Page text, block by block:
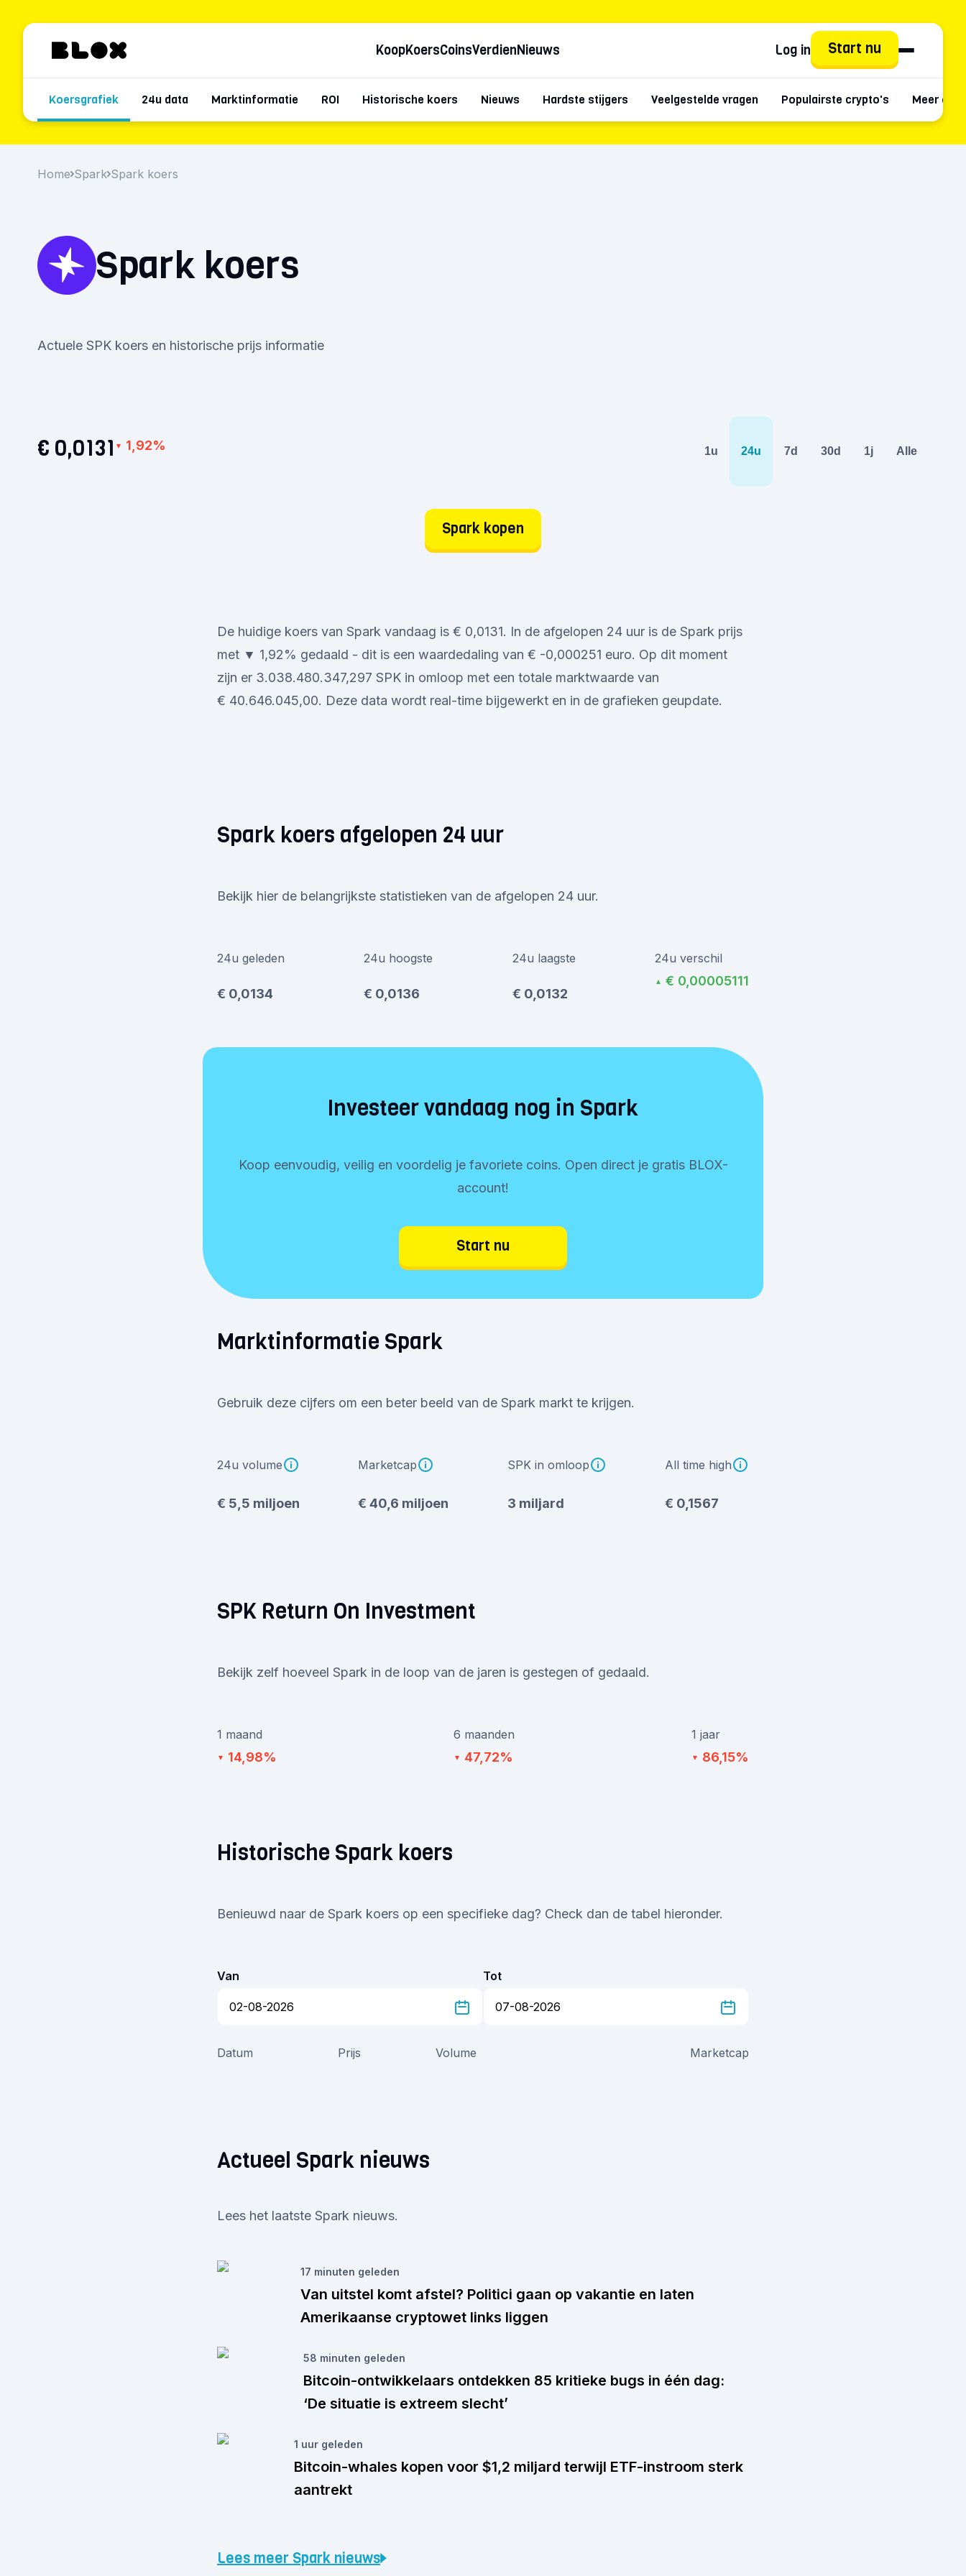
KoopKoersCoinsVerdienNieuws Log in Start nu
Koersgrafiek 24u data Marktinformatie ROI Historische koers Nieuws Hardste stijgers Veelgestelde vragen Populairste crypto's Meer
Home Spark Spark koers
Spark koers
Actuele SPK koers en historische prijs informatie
€ 0,0131 ▼ 1,92% 1u 24u 7d 30d 1j Alle
Spark kopen
De huidige koers van Spark vandaag is € 0,0131. In de afgelopen 24 uur is de Spark prijs
met ▼ 1,92% gedaald - dit is een waardedaling van € -0,000251 euro. Op dit moment
zijn er 3.038.480.347,297 SPK in omloop met een totale marktwaarde van
€ 40.646.045,00. Deze data wordt real-time bijgewerkt en in de grafieken geupdate.
Spark koers afgelopen 24 uur
Bekijk hier de belangrijkste statistieken van de afgelopen 24 uur.
24u geleden
€ 0,0134
24u hoogste
€ 0,0136
24u laagste
€ 0,0132
24u verschil
▲ € 0,00005111
Investeer vandaag nog in Spark
Koop eenvoudig, veilig en voordelig je favoriete coins. Open direct je gratis BLOX-
account!
Start nu
Marktinformatie Spark
Gebruik deze cijfers om een beter beeld van de Spark markt te krijgen.
24u volume
€ 5,5 miljoen
Marketcap
€ 40,6 miljoen
SPK in omloop
3 miljard
All time high
€ 0,1567
SPK Return On Investment
Bekijk zelf hoeveel Spark in de loop van de jaren is gestegen of gedaald.
1 maand
▼ 14,98%
6 maanden
▼ 47,72%
1 jaar
▼ 86,15%
Historische Spark koers
Benieuwd naar de Spark koers op een specifieke dag? Check dan de tabel hieronder.
Van Tot
Datum Prijs Volume Marketcap
Actueel Spark nieuws
Lees het laatste Spark nieuws.
17 minuten geleden
Van uitstel komt afstel? Politici gaan op vakantie en laten
Amerikaanse cryptowet links liggen
58 minuten geleden
Bitcoin-ontwikkelaars ontdekken 85 kritieke bugs in één dag:
‘De situatie is extreem slecht’
1 uur geleden
Bitcoin-whales kopen voor $1,2 miljard terwijl ETF-instroom sterk
aantrekt
Lees meer Spark nieuws